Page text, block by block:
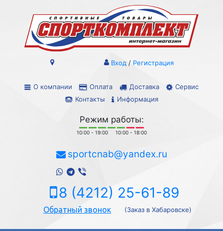
О компании Оплата Доставка
Сервис
Контакты
Информация
Вход / Регистрация
Режим работы:
10:00 - 19:00 10:00 - 18:00
sportcnab@yandex.ru
8 (4212) 25-61-89
Обратный звонок (Заказ в Хабаровске)